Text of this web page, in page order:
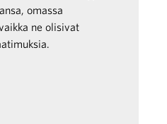
omassa
ne olisivat